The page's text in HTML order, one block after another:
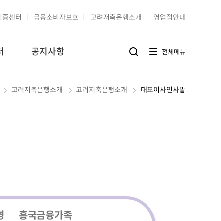
증센터 금융소비자보호 고려저축은행소개 영업점안내
공지사항
검
전
버
튼
전체메뉴
고려저축은행소개 고려저축은행소개 대표이사인사말
흥국금융가족